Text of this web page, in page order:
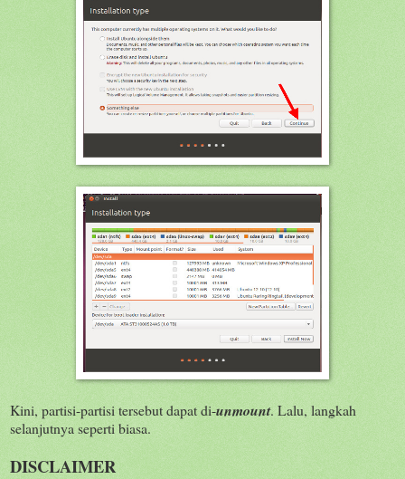
Kini, partisi-partisi tersebut dapat di-unmount. Lalu, langkah
selanjutnya seperti biasa.
DISCLAIMER